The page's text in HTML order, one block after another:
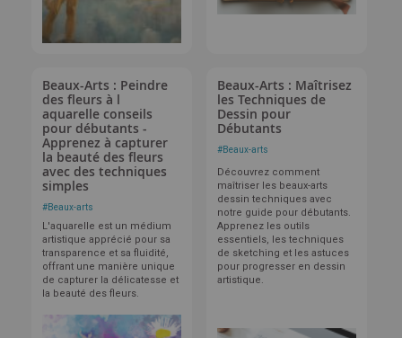
Beaux-Arts : Peindre
des fleurs à l
aquarelle conseils
pour débutants -
Apprenez à capturer
la beauté des fleurs
avec des techniques
simples
#Beaux-arts
L'aquarelle est un médium
artistique apprécié pour sa
transparence et sa fluidité,
offrant une manière unique
de capturer la délicatesse et
la beauté des fleurs.
Beaux-Arts : Maîtrisez
les Techniques de
Dessin pour
Débutants
#Beaux-arts
Découvrez comment
maîtriser les beaux-arts
dessin techniques avec
notre guide pour débutants.
Apprenez les outils
essentiels, les techniques
de sketching et les astuces
pour progresser en dessin
artistique.